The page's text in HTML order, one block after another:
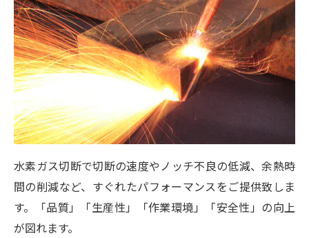
水素ガス切断で切断の速度やノッチ不良の低減、余熱時
間の削減など、すぐれたパフォーマンスをご提供致しま
す。「品質」「生産性」「作業環境」「安全性」の向上
が図れます。